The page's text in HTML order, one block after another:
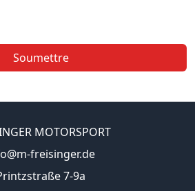
Soumettre
MOTORSPORT
freisinger.de
7-9a